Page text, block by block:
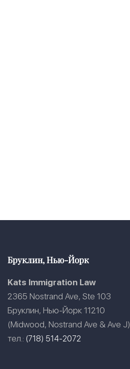
Бруклин, Нью-Йорк
Kats Immigration Law
2365 Nostrand Ave, Ste 103
Бруклин, Нью-Йорк 11210
(Midwood, Nostrand Ave & Ave J)
тел.: (718) 514-2072